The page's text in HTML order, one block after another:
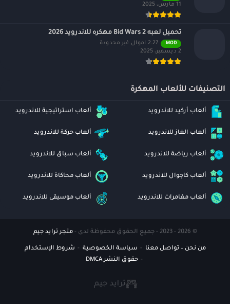
11 مارس، 2025
تحميل لعبه Bid Wars 2 مهكره للاندرويد 2026
MOD
2.27 اموال غير محدودة
2 ديسمبر، 2025
التصنيفات للألعاب المهكرة
ألعاب أركيد للاندرويد ألعاب استراتيجية للاندرويد
ألعاب الغاز للاندرويد ألعاب حركة للاندرويد
ألعاب رياضة للاندرويد ألعاب سباق للاندرويد
ألعاب كاجوال للاندرويد ألعاب محاكاة للاندرويد
ألعاب مغامرات للاندرويد ألعاب موسيقى للاندرويد
© 2026 - 2023 - جميع الحقوق محفوظة لدى - متجر ترايد جيم
من نحن – تواصل معنا سياسة الخصوصية
شروط الإستخدام
حقوق النشر DMCA